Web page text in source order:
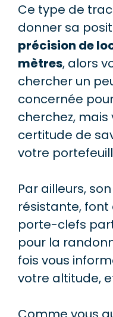
Ce type de
donner sa
précision de
mètres, alors
chercher un
concernée
cherchez, mais
certitude de
votre
Par ailleurs,
résistante, font
porte-clefs
pour la
fois vous
votre altitude,